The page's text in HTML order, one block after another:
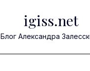
igiss.net
Блог Александра